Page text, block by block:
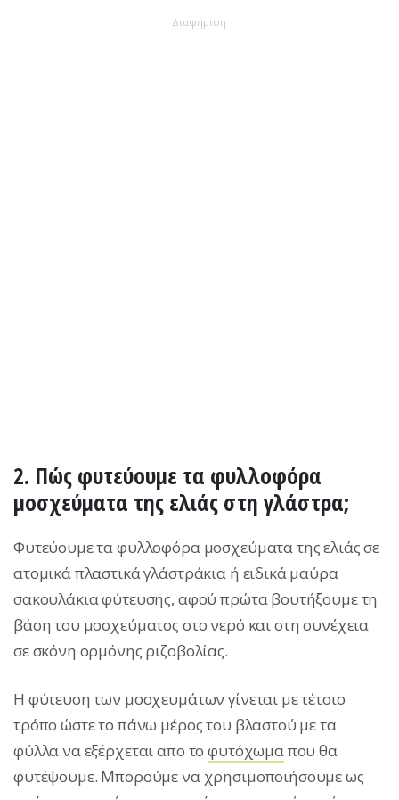
Διαφήμιση
2. Πώς φυτεύουμε τα φυλλοφόρα
μοσχεύματα της ελιάς στη γλάστρα;
Φυτεύουμε τα φυλλοφόρα μοσχεύματα της ελιάς σε
ατομικά πλαστικά γλάστράκια ή ειδικά μαύρα
σακουλάκια φύτευσης, αφού πρώτα βουτήξουμε τη
βάση του μοσχεύματος στο νερό και στη συνέχεια
σε σκόνη ορμόνης ριζοβολίας.
Η φύτευση των μοσχευμάτων γίνεται με τέτοιο
τρόπο ώστε το πάνω μέρος του βλαστού με τα
φύλλα να εξέρχεται απο τοφυτόχωμαπου θα
φυτέψουμε. Μπορούμε να χρησιμοποιήσουμε ως